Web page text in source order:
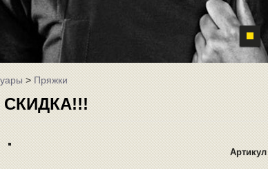
>Пряжки
СКИДКА!!!
Артикул